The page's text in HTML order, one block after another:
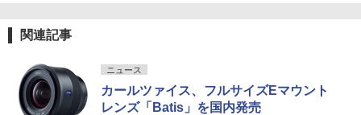
関連記事
ニュース
カールツァイス、フルサイズEマウント
レンズ「Batis」を国内発売